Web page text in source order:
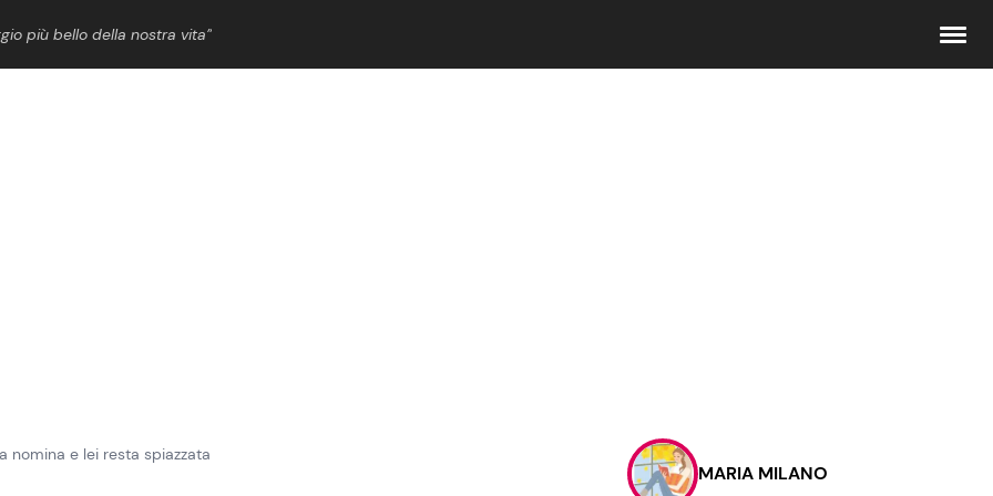
più bello della nostra vita”
Contattaci
Pubblicità
nomina e lei resta spiazzata
MARIA MILANO